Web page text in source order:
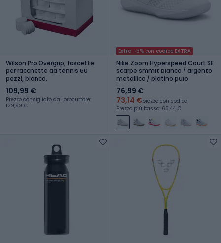
Wilson Pro Overgrip, fascette
per racchette da tennis 60
pezzi, bianco.
109,99 €
Prezzo consigliato dal produttore:
129,99 €
Extra -5% con codice EXTRA
Nike Zoom Hyperspeed Court SE
scarpe smmit bianco / argento
metallico / platino puro
76,99 €
73,14 €prezzo con codice
Prezzo più basso: 65,44 €